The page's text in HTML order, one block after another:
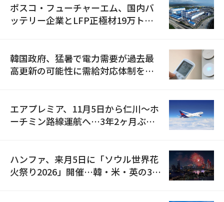
ポスコ・フューチャーエム、国内バ
ッテリー企業とLFP正極材19万トン
韓国政府、猛暑で電力需要が過去最
高更新の可能性に需給対応体制を点
エアプレミア、11月5日から仁川〜ホ
ーチミン路線運航へ…3年2ヶ月ぶり
ハンファ、来月5日に「ソウル世界花
火祭り2026」開催…韓・米・英の3カ